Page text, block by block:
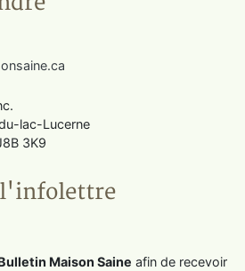
lac-Lucerne
3K9
Maison Saine afin de recevoir